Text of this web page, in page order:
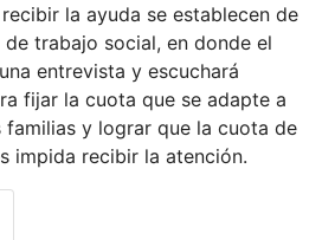
la ayuda se establecen de
trabajo social, en donde el
entrevista y escuchará
fijar la cuota que se adapte a
familias y lograr que la cuota de
impida recibir la atención.